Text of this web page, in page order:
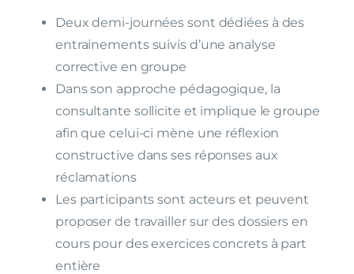
Deux demi-journées sont dédiées à des
entrainements suivis d’une analyse
corrective en groupe
Dans son approche pédagogique, la
consultante sollicite et implique le groupe
afin que celui-ci mène une réflexion
constructive dans ses réponses aux
réclamations
Les participants sont acteurs et peuvent
proposer de travailler sur des dossiers en
cours pour des exercices concrets à part
entière